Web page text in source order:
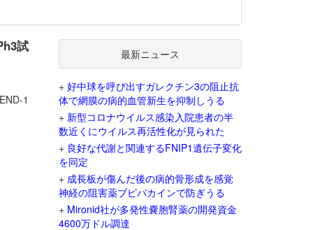
試
1
最新ニュース
+ 好中球を呼び出すガレクチン3の阻止抗
体で網膜の病的血管新生を抑制しうる
+ 新型コロナウイルス感染入院患者の半
数近くにウイルス再活性化が見られた
+ 良好な代謝と関連するFNIP1遺伝子変化
を同定
+ 成長板が傷んだ後の病的骨形成を感覚
神経の阻害薬ブピバカインで防ぎうる
+ Mironid社が多発性嚢胞腎薬の開発資金
4600万ドル調達